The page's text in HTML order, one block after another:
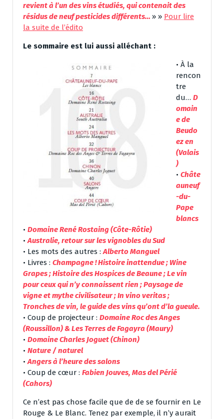
revient à l’un des vins étudiés, qui contenait des
résidus de neuf pesticides différents… » » Pour lire
la suite de l’édito
Le sommaire est lui aussi alléchant :
• À la
rencon
tre
du… D
omain
e de
Beudo
ez en
(Valais
)
• Châte
auneuf
-du-
Pape
blancs
• Domaine René Rostaing (Côte-Rôtie)
•Australie, retour sur les vignobles du Sud
• Les mots des autres :Alberto Manguel
• Livres : Champagne ! Histoire inattendue ; Wine
Grapes ; Histoire des Hospices de Beaune ; Le vin
pour ceux qui n’y connaissent rien ; Paysage de
vigne et mythe civilisateur ; In vino veritas ;
Tronches de vin, le guide des vins qu’ont d’la gueule.
• Coup de projecteur : Domaine Roc des Anges
(Roussillon) & Les Terres de Fagayra (Maury)
• Domaine Charles Joguet (Chinon)
• Nature / naturel
•Angers à l’heure des salons
• Coup de cœur : Fabien Jouves, Mas del Périé
(Cahors)
Ce n’est pas chose facile que de de se fournir en Le
Rouge & Le Blanc. Tenez par exemple, il n’y aurait